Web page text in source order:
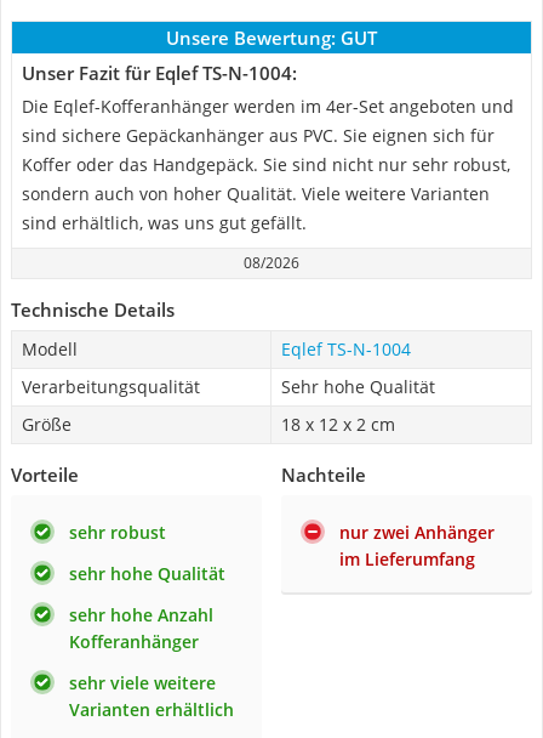
Unsere Bewertung: GUT
Unser Fazit für Eqlef TS-N-1004:
Die Eqlef-Kofferanhänger werden im 4er-Set angeboten und
sind sichere Gepäckanhänger aus PVC. Sie eignen sich für
Koffer oder das Handgepäck. Sie sind nicht nur sehr robust,
sondern auch von hoher Qualität. Viele weitere Varianten
sind erhältlich, was uns gut gefällt.
08/2026
Technische Details
Modell
Eqlef TS-N-1004
Verarbeitungsqualität
Sehr hohe Qualität
Größe
18 x 12 x 2 cm
Vorteile
sehr robust
sehr hohe Qualität
sehr hohe Anzahl
Kofferanhänger
sehr viele weitere
Varianten erhältlich
Nachteile
nur zwei Anhänger
im Lieferumfang